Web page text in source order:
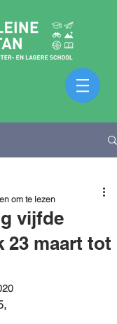
vijfde
23 maart tot
om te lezen